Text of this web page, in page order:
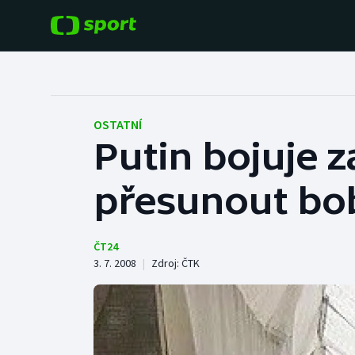
Hokej
Tenis
Cyklistika
Baseball a softbal
Basketbal
Boby a skeleton
Box
OSTATNÍ
Putin bojuje
přesunout
ČT24
3. 7. 2008 | Zdroj: ČTK